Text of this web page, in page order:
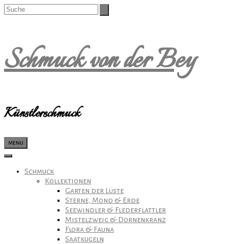
Schmuck von der Bey
Künstlerschmuck
menu
Schmuck
Kollektionen
Garten der Lüste
Sterne, Mond & Erde
Seewindler & Flederflattler
Mistelzweig & Dornenkranz
Flora & Fauna
Saatkugeln